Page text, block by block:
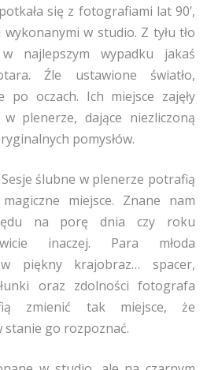
się z fotografiami lat 90’,
w studio. Z tyłu tło
najlepszym wypadku jakaś
Źle ustawione światło,
po oczach. Ich miejsce zajęły
plenerze, dające niezliczoną
pomysłów.
ślubne w plenerze potrafią
miejsce. Znane nam
na porę dnia czy roku
inaczej. Para młoda
piękny krajobraz… spacer,
oraz zdolności fotografa
zmienić tak miejsce, że
stanie go rozpoznać.